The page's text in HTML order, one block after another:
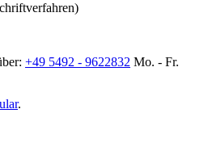
+49 5492 - 9622832 Mo. - Fr.
.